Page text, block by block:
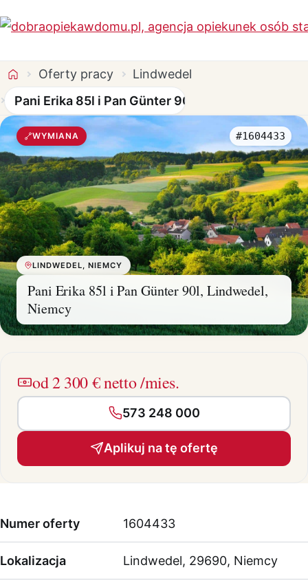
Oferty pracy
Lindwedel
Pani Erika 85l i Pan Günter 90l
WYMIANA #1604433
LINDWEDEL, NIEMCY
Pani Erika 85l i Pan Günter 90l, Lindwedel,
Niemcy
od 2 300 € netto /mies.
573 248 000
Aplikuj na tę ofertę
Numer oferty 1604433
Lokalizacja Lindwedel, 29690, Niemcy